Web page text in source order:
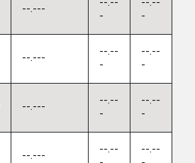
--.---
--.--
-
--.--
-
--.---
--.--
-
--.--
-
--.---
--.--
-
--.--
-
--.---
--.--
--.--